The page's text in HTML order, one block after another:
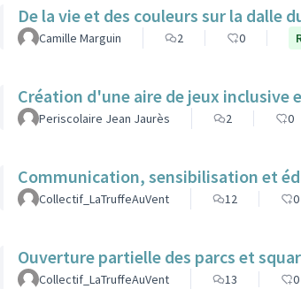
De la vie et des couleurs sur la dalle
Camille Marguin 2 0
Création d'une aire de jeux
Periscolaire Jean Jaurès 2 0
Communication, sensibilisation et
Collectif_LaTruffeAuVent 12 0
Ouverture partielle des parcs et
Collectif_LaTruffeAuVent 13 0